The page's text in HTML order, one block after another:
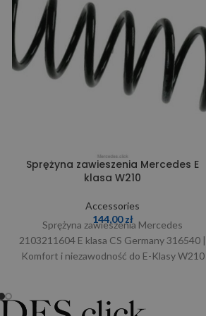
Sprężyna zawieszenia Mercedes E
klasa W210
Accessories
144,00zł
Sprężyna zawieszenia Mercedes
2103211604 E klasa CS Germany 316540 |
Komfort i niezawodność do E-Klasy W210